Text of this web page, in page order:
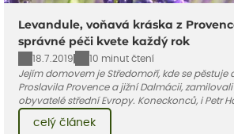
Levandule, voňavá kráska z
správné péči kvete každý rok
18.7.2019
10 minut čtení
Jejím domovem je Středomoří, kde se pěstuje
Proslavila Provence a jižní Dalmácii, zamilovali
obyvatelé střední Evropy. Koneckonců, i Petr Hapka jí věnoval
Hany Hegerové nejspíše každý...
celý článek